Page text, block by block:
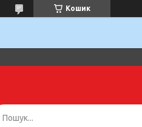
Кошик